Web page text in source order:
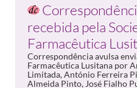
recebida pela
Farmacêutica
Correspondência avulsa
Farmacêutica Lusitana por
Limitada, António Ferreira
Almeida Pinto, José Fialho